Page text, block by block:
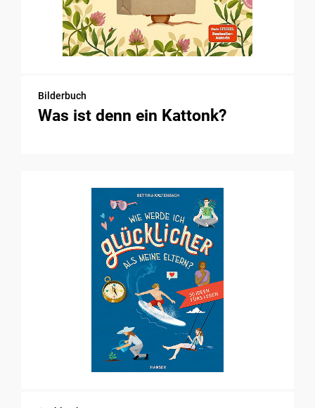
Bilderbuch
Was ist denn ein Kattonk?